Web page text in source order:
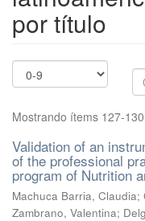
por título
Mostrando ítems 127-
Validation of an
of the professional
program of Nutrition
Machuca Barria, Claudia;
Zambrano, Valentina;